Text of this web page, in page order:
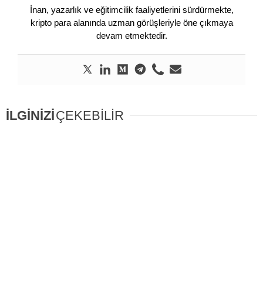
İnan, yazarlık ve eğitimcilik faaliyetlerini sürdürmekte,
kripto para alanında uzman görüşleriyle öne çıkmaya
devam etmektedir.
İLGİNİZİÇEKEBİLİR